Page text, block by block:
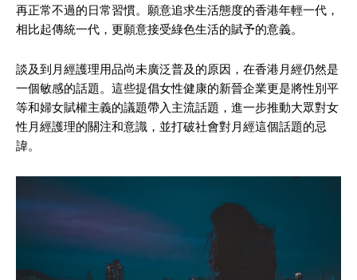
再正常不過的日常習慣。願意追求生活態度的香港年輕一代，
相比起傳統一代，更願意接受綠色生活的賦予的意義。
談及到月經護理用品尚未廣泛普及的原因，在香港月經仍然是
一個敏感的話題。這些提倡女性健康的新晉企業更是將性別平
等和婦女賦權主義的議題帶入主流話題，進一步推動大眾對女
性月經護理的關注和意識，並打破社會對月經這個話題的忌
諱。